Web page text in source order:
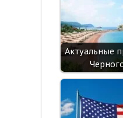
Актуальные